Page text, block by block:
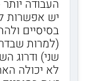
העבודה
יש אפשרות
בסיסיים
(למרות
שני) ודרוג
לא יכולה